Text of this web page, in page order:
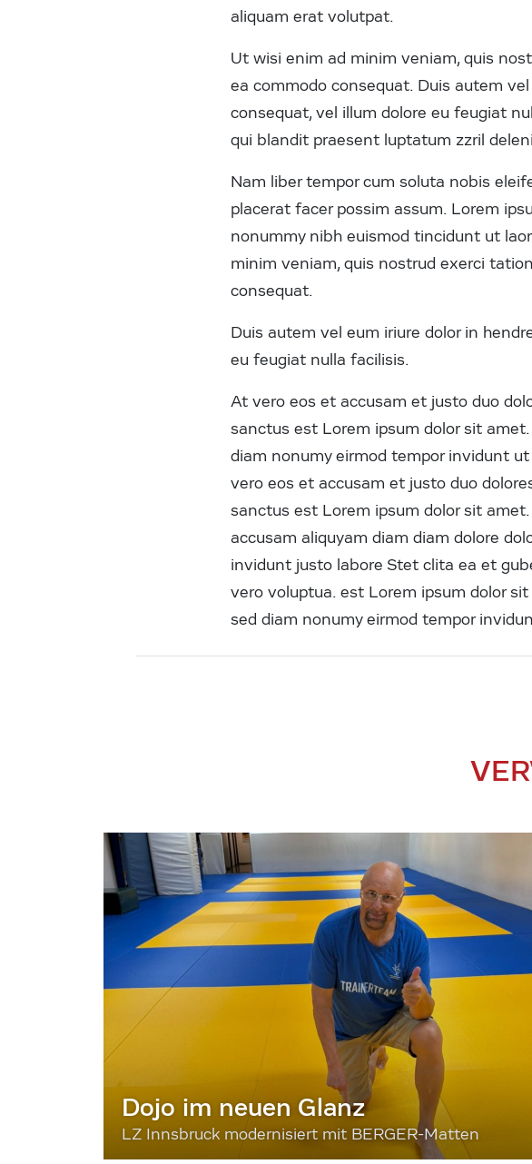
aliquam erat volutpat.
Ut wisi enim ad minim veniam, quis
ea commodo consequat. Duis autem
consequat, vel illum dolore eu feugiat
qui blandit praesent luptatum zzril
Nam liber tempor cum soluta nobis
placerat facer possim assum. Lorem
nonummy nibh euismod tincidunt ut
minim veniam, quis nostrud exerci
consequat.
Duis autem vel eum iriure dolor in
eu feugiat nulla facilisis.
At vero eos et accusam et justo duo
sanctus est Lorem ipsum dolor sit
diam nonumy eirmod tempor invidunt
vero eos et accusam et justo duo
sanctus est Lorem ipsum dolor sit
accusam aliquyam diam diam dolore
invidunt justo labore Stet clita ea et
vero voluptua. est Lorem ipsum dolor
sed diam nonumy eirmod tempor
Dojo im neuen Glanz
LZ Innsbruck modernisiert mit BERGER-Matten